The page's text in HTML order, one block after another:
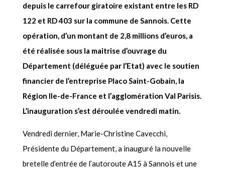
depuis le carrefour giratoire existant entre les RD
122 et RD 403 sur la commune de Sannois. Cette
opération, d’un montant de 2,8 millions d’euros, a
été réalisée sous la maitrise d’ouvrage du
Département (déléguée par l’Etat) avec le soutien
financier de l’entreprise Placo Saint-Gobain, la
Région Ile-de-France et l’agglomération Val Parisis.
L’inauguration s’est déroulée vendredi matin.
Vendredi dernier, Marie-Christine Cavecchi,
Présidente du Département, a inauguré la nouvelle
bretelle d’entrée de l’autoroute A15 à Sannois et une